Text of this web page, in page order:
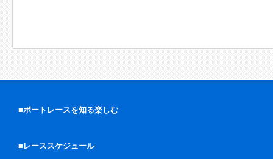
■ボートレースを知る楽しむ
■レーススケジュール